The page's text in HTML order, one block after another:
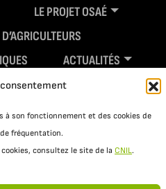
à son fonctionnement et des cookies de
fréquentation.
consultez le site de la CNIL.
LE PROJET OSAÉ
ACTUALITÉS